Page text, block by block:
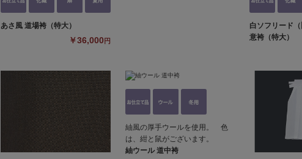
あさ風 道場袴（特大）
￥36,000 円
白ソフリード
意袴（特大）
紬風の厚手ウールを使用。 色
は、紺と鼠がございます。
紬ウール 道中袴